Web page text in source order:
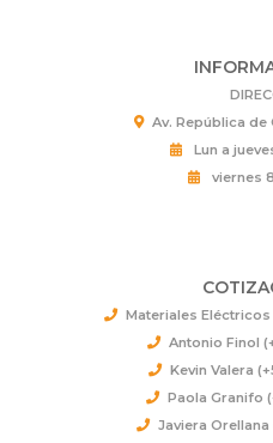
Av. República de
Lun a
viernes
Materiales
Antonio Finol
Kevin Valera
Paola Granifo
Javiera